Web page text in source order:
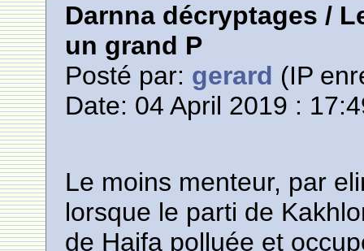
Darnna décryptages /
un grand P
Posté par: gerard (IP
Date: 04 April 2019 :
Le moins menteur, par
lorsque le parti de
de Haifa polluée et